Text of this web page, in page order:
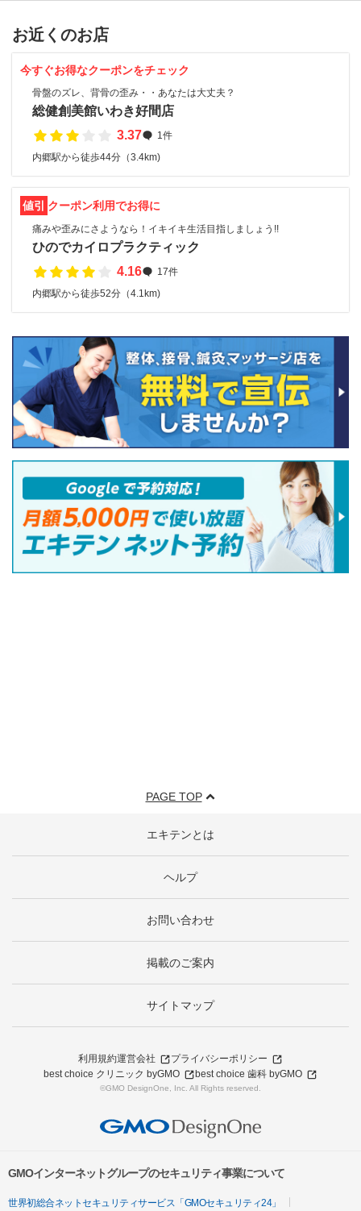
お近くのお店
今すぐお得なクーポンをチェック
骨盤のズレ、背骨の歪み・・あなたは大丈夫？
総健創美館いわき好間店
3.37
1件
内郷駅から徒歩44分（3.4km)
値引 クーポン利用でお得に
痛みや歪みにさようなら！イキイキ生活目指しましょう!!
ひのでカイロプラクティック
4.16
17件
内郷駅から徒歩52分（4.1km)
PAGE TOP
エキテンとは
ヘルプ
お問い合わせ
掲載のご案内
サイトマップ
利用規約運営会社
プライバシーポリシー
best choice クリニック byGMO
best choice 歯科 byGMO
©GMO DesignOne, Inc. All Rights reserved.
GMOインターネットグループのセキュリティ事業について
世界初総合ネットセキュリティサービス「GMOセキュリティ24」